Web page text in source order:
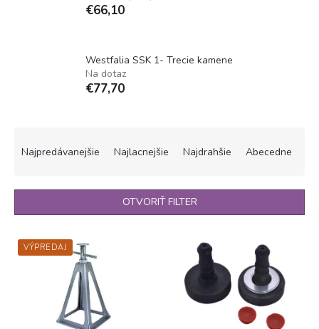
€66,10
Westfalia SSK 1- Trecie kamene
Na dotaz
€77,70
i
p
r
Najpredávanejšie Najlacnejšie Najdrahšie Abecedne
OTVORIŤ FILTER
V
ý VÝPREDAJ